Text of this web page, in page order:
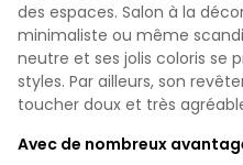
des espaces. Salon à la
minimaliste ou même
neutre et ses jolis coloris se
styles. Par ailleurs, son
toucher doux et très
Avec de nombreux